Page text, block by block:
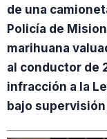
de una
Policía de
marihuana
al conductor de
infracción a la
bajo